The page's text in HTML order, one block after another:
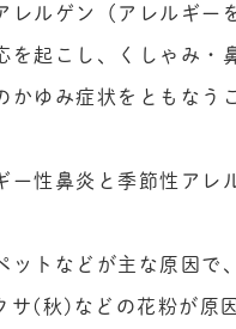
ルゲン（アレルギー
を起こし、くしゃみ・
ゆみ症状をともなう
ー性鼻炎と季節性アレ
トなどが主な原因で
(秋)などの花粉が原